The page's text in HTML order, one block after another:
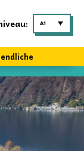
A1